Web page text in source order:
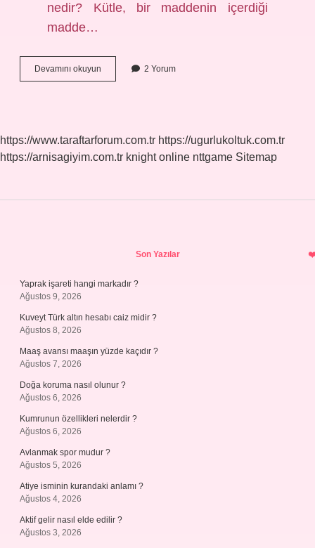
nedir? Kütle, bir maddenin içerdiği
madde…
Devamını okuyun
Miktarı
2 Yorum
https://www.taraftarforum.com.tr https://ugurlukoltuk.com.tr
https://arnisagiyim.com.tr knight online nttgame Sitemap
Son Yazılar
Yaprak işareti hangi markadır ?
Ağustos 9, 2026
Kuveyt Türk altın hesabı caiz midir ?
Ağustos 8, 2026
Maaş avansı maaşın yüzde kaçıdır ?
Ağustos 7, 2026
Doğa koruma nasıl olunur ?
Ağustos 6, 2026
Kumrunun özellikleri nelerdir ?
Ağustos 6, 2026
Avlanmak spor mudur ?
Ağustos 5, 2026
Atiye isminin kurandaki anlamı ?
Ağustos 4, 2026
Aktif gelir nasıl elde edilir ?
Ağustos 3, 2026